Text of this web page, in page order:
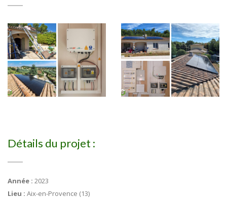
Détails du projet :
Année : 2023
Lieu : Aix-en-Provence (13)